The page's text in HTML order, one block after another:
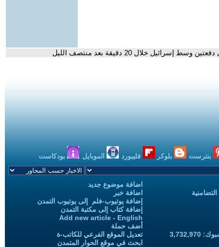
بنترست بلوكر فليبورد الموبايل بودكاست
اضافة موضوع جديد
اضافة خبر
إضافة يوتيوب-فلم إلى يوتيوب التمدن
إضافة كتاب إلى مكتبة التمدن
Add new article - English
أضف حملة
تعديل الموقع الفرعي للكاتب-ة
ابحث في موقع الحوار المتمدن